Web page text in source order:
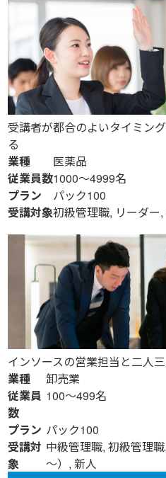
受講者が都合のよいタイミン
る
業種
医薬品
従業員数1000～4999名
プラン
パック100
受講対象初級管理職, リーダー,
インソースの営業担当と二人
業種
卸売業
従業員
数
100～499名
プラン パック100
受講対
象
中級管理職, 初級管理
～）, 新人